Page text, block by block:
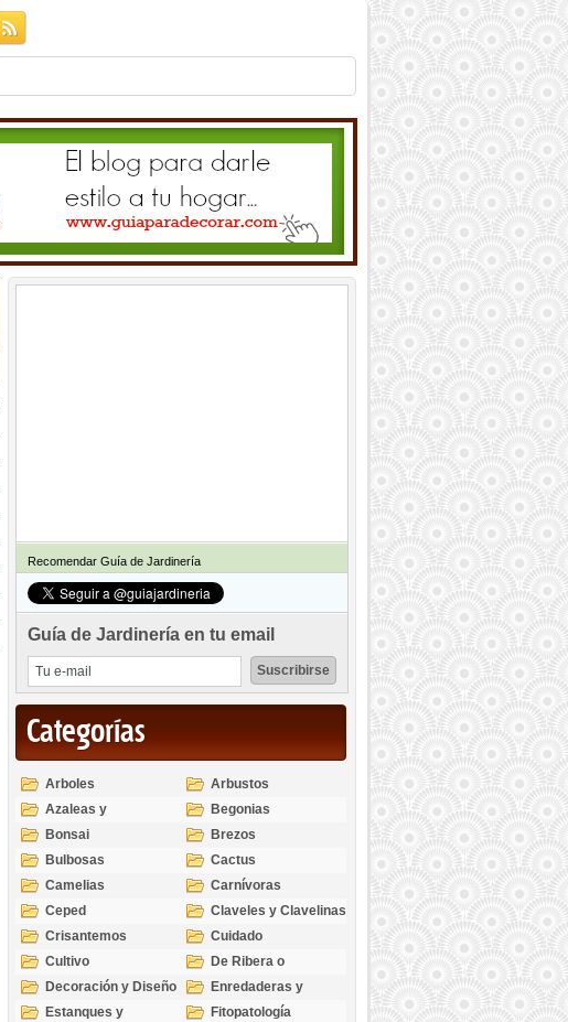
Recomendar Guía de Jardinería
Guía de Jardinería en tu email
Categorías
Arboles
Arbustos
Azaleas y
Rododendros
Begonias
Bonsai
Brezos
Bulbosas
Cactus
Camelias
Carnívoras
Ceped
Claveles y Clavelinas
Crisantemos
Cuidado
Cultivo
De Ribera o
Palustres
Decoración y Diseño
Enredaderas y
cubresuelos
Estanques y
Fitopatología